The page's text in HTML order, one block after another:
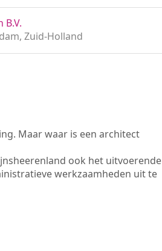
B.V.
Zuid-Holland
Maar waar is een architect
ook het uitvoerende
werkzaamheden uit te